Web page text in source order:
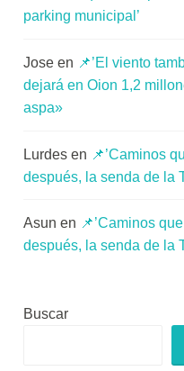
parking municipal’
Jose en 📌’El viento
dejará en Oion 1,2
aspa»
Lurdes en 📌’Caminos
después, la senda de la
Asun en 📌’Caminos
después, la senda de la
Buscar